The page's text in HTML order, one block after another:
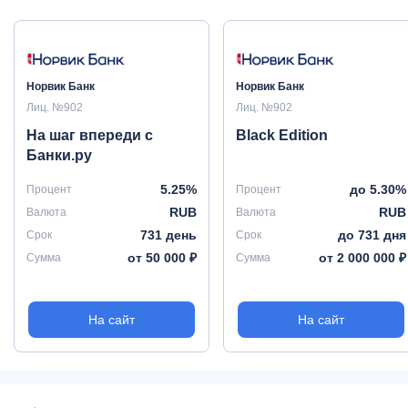
Норвик Банк
Лиц. №902
На шаг впереди с
Банки.ру
Процент 5.25%
Валюта RUB
Срок 731 день
Сумма от 50 000 ₽
На сайт
Норвик Банк
Лиц. №902
Black Edition
Процент до 5.30%
Валюта RUB
Срок до 731 дня
Сумма от 2 000 000 ₽
На сайт